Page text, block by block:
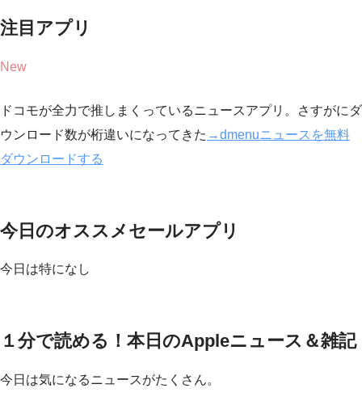
注目アプリ
New
ドコモが全力で推しまくっているニュースアプリ。さすがにダ
ウンロード数が桁違いになってきた →dmenuニュースを無料
ダウンロードする
今日のオススメセールアプリ
今日は特になし
１分で読める！本日のAppleニュース＆雑記
今日は気になるニュースがたくさん。